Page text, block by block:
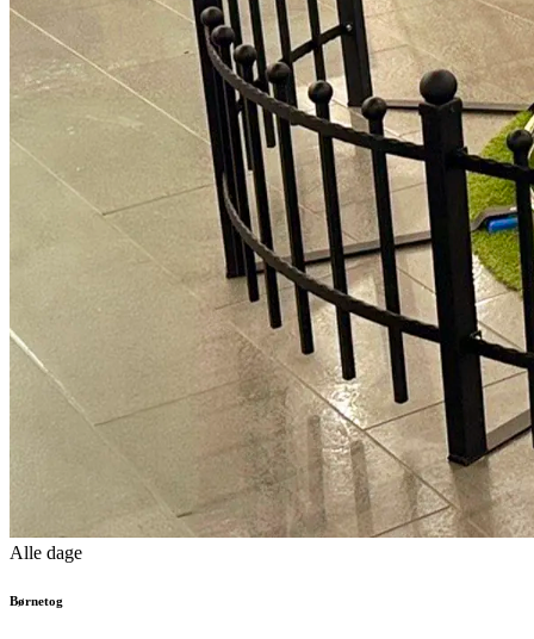
Alle dage
Børnetog